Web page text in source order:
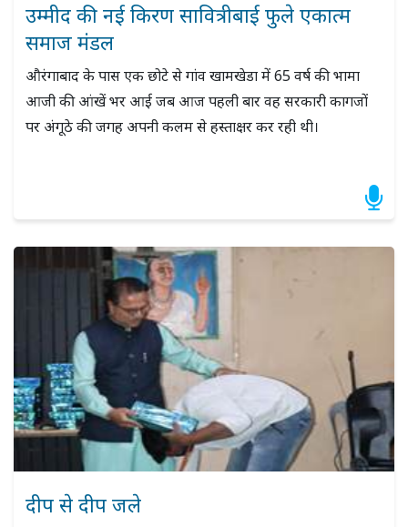
उम्मीद की नई किरण सावित्रीबाई फुले एकात्म
समाज मंडल
औरंगाबाद के पास एक छोटे से गांव खामखेडा में 65 वर्ष की भामा
आजी की आंखें भर आई जब आज पहली बार वह सरकारी कागजों
पर अंगूठे की जगह अपनी कलम से हस्ताक्षर कर रही थी।
दीप से दीप जले